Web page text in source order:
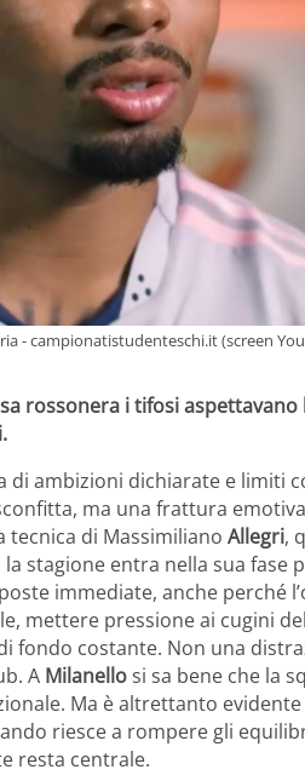
- campionatistudenteschi.it (screen
rossonera i tifosi
di ambizioni dichiarate e limiti
ma una frattura
di Massimiliano Allegri,
stagione entra nella sua fase
immediate, anche perché
mettere pressione ai cugini
fondo costante. Non una
A Milanellosi sa bene che la
Ma è altrettanto
riesce a rompere gli
resta centrale.